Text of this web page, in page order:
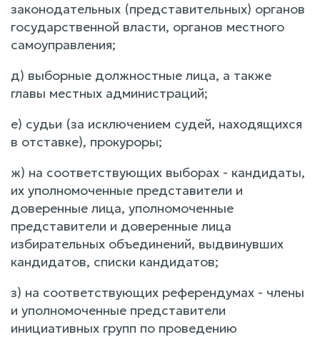
законодательных (представительных) органов
государственной власти, органов местного
самоуправления;
д) выборные должностные лица, а также
главы местных администраций;
е) судьи (за исключением судей, находящихся
в отставке), прокуроры;
ж) на соответствующих выборах - кандидаты,
их уполномоченные представители и
доверенные лица, уполномоченные
представители и доверенные лица
избирательных объединений, выдвинувших
кандидатов, списки кандидатов;
з) на соответствующих референдумах - члены
и уполномоченные представители
инициативных групп по проведению